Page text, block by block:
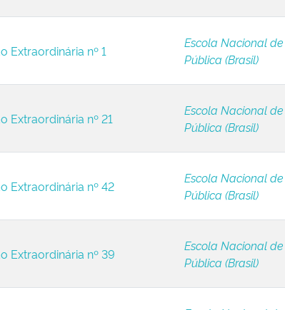
Extraordinária nº 1
Escola Nacional
Pública (Brasil)
Extraordinária nº 21
Escola Nacional
Pública (Brasil)
Extraordinária nº 42
Escola Nacional
Pública (Brasil)
Extraordinária nº 39
Escola Nacional
Pública (Brasil)